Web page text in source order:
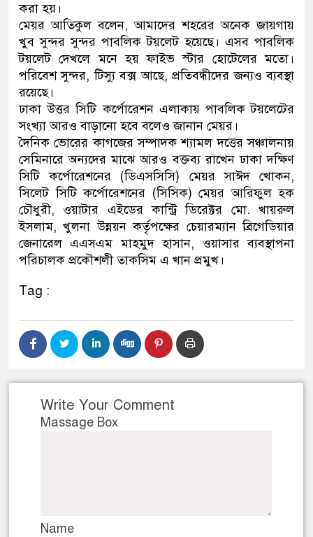
অবৈধ বিদেশি পিস্তল,
জড়িত কিশোর গ্যাংয়ের চার শিশু আটক
ডাকাতির প্রস্তুতিকালে
থানা পুলিশ
করা হয়।
মেয়র আতিকুল বলেন, আমাদের শহরের অনেক জায়গায়
খুব সুন্দর সুন্দর পাবলিক টয়লেট হয়েছে। এসব পাবলিক
টয়লেট দেখলে মনে হয় ফাইভ স্টার হোটেলের মতো।
পরিবেশ সুন্দর, টিস্যু বক্স আছে, প্রতিবন্ধীদের জন্যও ব্যবস্থা
রয়েছে।
ঢাকা উত্তর সিটি কর্পোরেশন এলাকায় পাবলিক টয়লেটের
সংখ্যা আরও বাড়ানো হবে বলেও জানান মেয়র।
দৈনিক ভোরের কাগজের সম্পাদক শ্যামল দত্তের সঞ্চালনায়
সেমিনারে অন্যদের মাঝে আরও বক্তব্য রাখেন ঢাকা দক্ষিণ
সিটি কর্পোরেশনের (ডিএসসিসি) মেয়র সাঈদ খোকন,
সিলেট সিটি কর্পোরেশনের (সিসিক) মেয়র আরিফুল হক
চৌধুরী, ওয়াটার এইডের কান্ট্রি ডিরেক্টর মো. খায়রুল
ইসলাম, খুলনা উন্নয়ন কর্তৃপক্ষের চেয়ারম্যান ব্রিগেডিয়ার
জেনারেল এএসএম মাহমুদ হাসান, ওয়াসার ব্যবস্থাপনা
পরিচালক প্রকৌশলী তাকসিম এ খান প্রমুখ।
Tag :
Write Your Comment
Massage Box
Name